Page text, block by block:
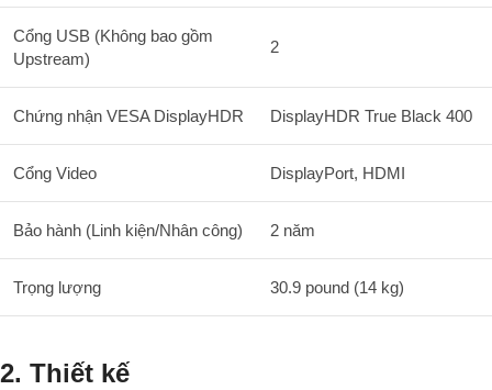
Cổng USB (Không bao gồm
Upstream)
2
Chứng nhận VESA DisplayHDR DisplayHDR True Black 400
Cổng Video DisplayPort, HDMI
Bảo hành (Linh kiện/Nhân công) 2 năm
Trọng lượng 30.9 pound (14 kg)
2. Thiết kế